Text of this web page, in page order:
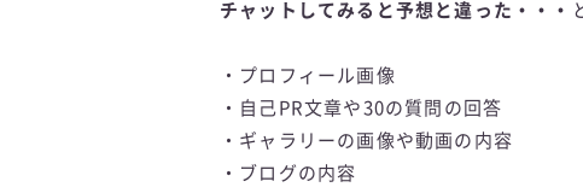
チャットしてみると予想と違った・・・
・プロフィール画像
・自己PR文章や30の質問の回答
・ギャラリーの画像や動画の内容
・ブログの内容